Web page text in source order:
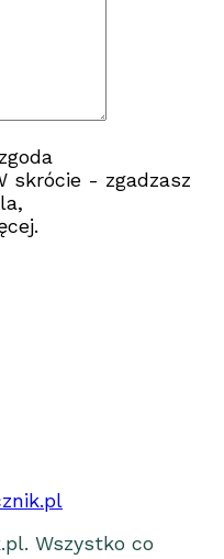
skrócie - zgadzasz
Wszystko co